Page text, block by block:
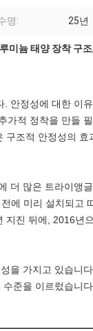
명: 25년
미늄 태양 장착 구조,
안정성에 대한 이
가적 정착을 만들
조적 안정성의
더 많은 트라이앵
에 미리 설치되고
진 뒤에, 2016년
을 가지고 있습니
준을 이르렀습니